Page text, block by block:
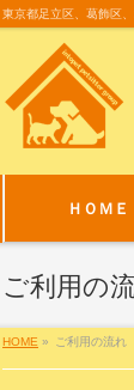
東京都足立区、葛飾区
ＨＯＭＥ
ご利用の
HOME » ご利用の流れ